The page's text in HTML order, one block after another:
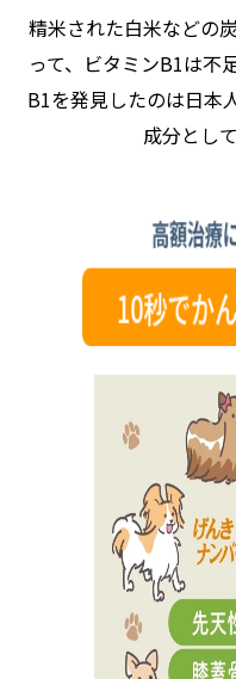
精米された白米などの
って、ビタミンB1は不
B1を発見したのは日本
成分とし